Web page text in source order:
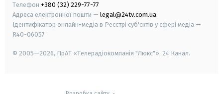
Телефон +380 (32) 229-77-77
Адреса електронної пошти — legal@24tv.com.ua
Ідентифікатор онлайн-медіа в Реєстрі суб'єктів у сфері медіа —
R40-06057
© 2005—2026, ПрАТ «Телерадіокомпанія "Люкс"», 24 Канал.